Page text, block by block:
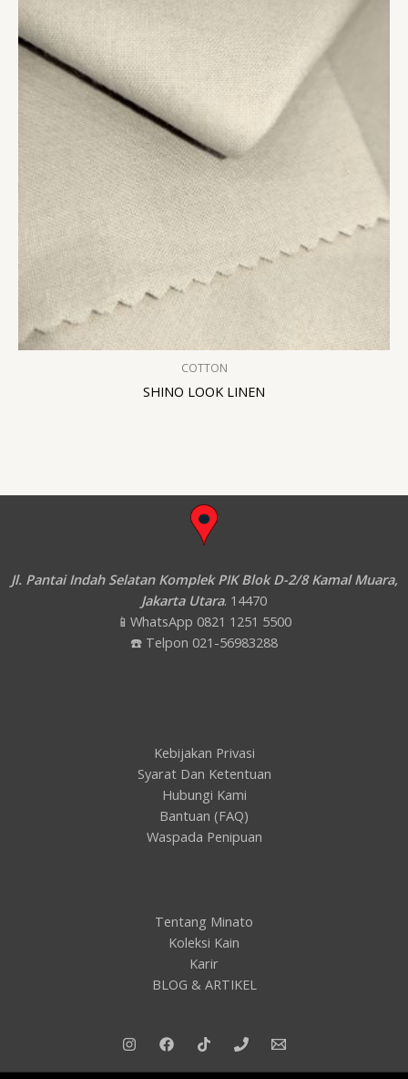
COTTON
SHINO LOOK LINEN
Jl. Pantai Indah Selatan Komplek PIK Blok D-2/8 Kamal Muara,
Jakarta Utara. 14470
📱WhatsApp 0821 1251 5500
☎️ Telpon 021-56983288
Kebijakan Privasi
Syarat Dan Ketentuan
Hubungi Kami
Bantuan (FAQ)
Waspada Penipuan
Tentang Minato
Koleksi Kain
Karir
BLOG & ARTIKEL